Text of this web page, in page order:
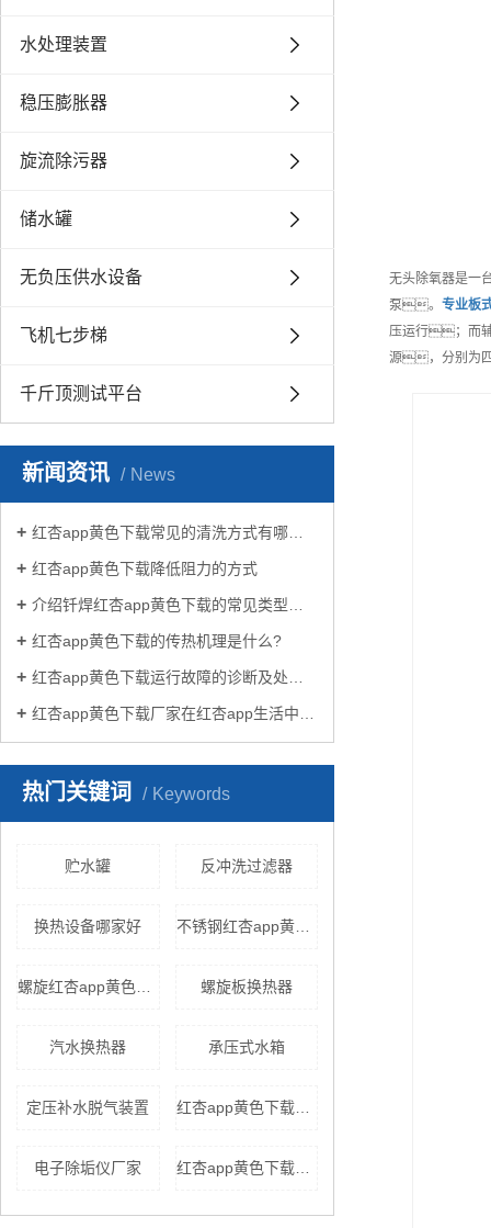
水处理装置
稳压膨胀器
旋流除污器
储水罐
无负压供水设备
飞机七步梯
千斤顶测试平台
新闻资讯 News
红杏app黄色下载常见的清洗方式有哪些？
红杏app黄色下载降低阻力的方式
介绍钎焊红杏app黄色下载的常见类型有哪些
红杏app黄色下载的传热机理是什么?
红杏app黄色下载运行故障的诊断及处理方法
红杏app黄色下载厂家在红杏app生活中有哪些作用？
热门关键词 Keywords
贮水罐 反冲洗过滤器
换热设备哪家好 不锈钢红杏app黄色下载
螺旋板换热器
汽水换热器 承压式水箱
定压补水脱气装置 红杏app黄色下载机组
电子除垢仪厂家 红杏app黄色下载厂家
无头除氧器是
泵。 专业板
压运行；而
源，分别为